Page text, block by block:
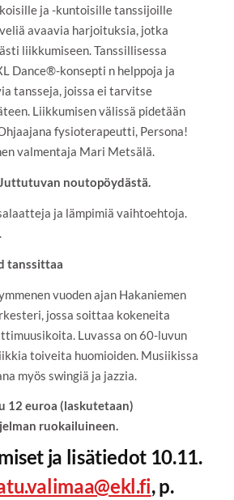
ja -kuntoisille tanssijoille
avaavia harjoituksia, jotka
liikkumiseen. Tanssillisessa
Dance®-konsepti n helppoja ja
tansseja, joissa ei tarvitse
Liikkumisen välissä pidetään
fysioterapeutti, Persona!
valmentaja Mari Metsälä.
noutopöydästä.
ja lämpimiä vaihtoehtoja.
tanssittaa
vuoden ajan Hakaniemen
jossa soittaa kokeneita
Luvassa on 60-luvun
toiveita huomioiden. Musiikissa
myös swingiä ja jazzia.
12 euroa (laskutetaan)
ruokailuineen.
ja lisätiedot 10.11.
, p.